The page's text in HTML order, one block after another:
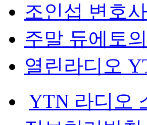
조인섭 변호
주말 듀에토
열린라디오
YTN 라디오